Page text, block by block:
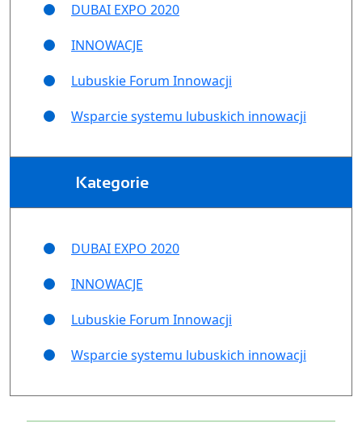
DUBAI EXPO 2020
INNOWACJE
Lubuskie Forum Innowacji
Wsparcie systemu lubuskich innowacji
Kategorie
DUBAI EXPO 2020
INNOWACJE
Lubuskie Forum Innowacji
Wsparcie systemu lubuskich innowacji